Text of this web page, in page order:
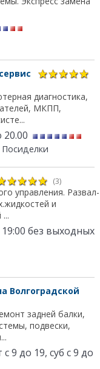
диагностика,
МКПП,
Посиделки
(3)
управления. Развал-
и
без выходных
Волгоградской
задней балки,
подвески,
9 до 19, суб с 9 до